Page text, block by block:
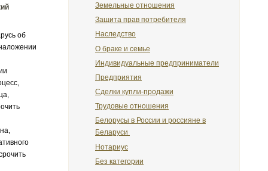
об
Земельные отношения
Защита прав потребителя
Наследство
О браке и семье
Индивидуальные предприниматели
Предприятия
Сделки купли-продажи
Трудовые отношения
Белорусы в России и россияне в
Беларуси
Нотариус
Без категории